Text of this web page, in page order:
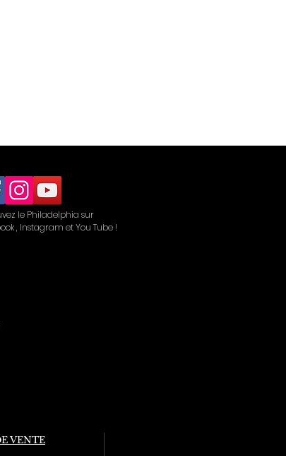
le Philadelphia sur
, Instagram et You Tube !
VENTE